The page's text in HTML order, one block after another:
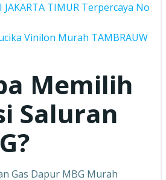
JAKARTA TIMUR Terpercaya No
Vinilon Murah TAMBRAUW
Memilih
Saluran
Gas Dapur MBG Murah